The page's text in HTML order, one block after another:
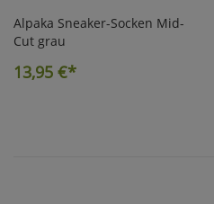
Alpaka Sneaker-Socken Mid-
Cut grau
13,95 €*